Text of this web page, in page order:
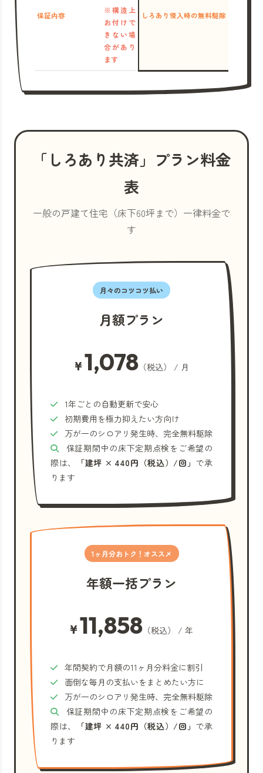
保証内容
※構造上
お付けで
きない場
合があり
ます
しろあり侵入時の無料駆除
「しろあり共済」プラン料金
表
一般の戸建て住宅（床下60坪まで）一律料金で
す
月々のコツコツ払い
月額プラン
¥1,078（税込） / 月
1年ごとの自動更新で安心
初期費用を極力抑えたい方向け
万が一のシロアリ発生時、完全無料駆除
保証期間中の床下定期点検をご希望の
際は、
「建坪 × 440円（税込）/回」 で承
ります
1ヶ月分おトク！オススメ
年額一括プラン
¥11,858 （税込） / 年
年間契約で月額の11ヶ月分料金に割引
面倒な毎月の支払いをまとめたい方に
万が一のシロアリ発生時、完全無料駆除
保証期間中の床下定期点検をご希望の
際は、
「建坪 × 440円（税込）/回」 で承
ります